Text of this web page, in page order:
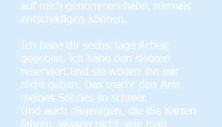
auf mich genommen habe, niemals
entschädigen können.
Ich habe dir sechs Tage Arbeit
gegeben, ich habe den siebten
reserviert und sie wollen ihn mir
nicht geben. Das macht den Arm
meines Sohnes so schwer.
Und auch diejenigen, die die Karren